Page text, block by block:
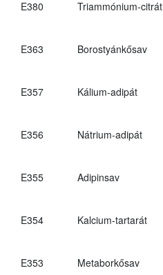
E380 Triammónium-citrát
E363 Borostyánkősav
E357 Kálium-adipát
E356 Nátrium-adipát
E355 Adipinsav
E354 Kalcium-tartarát
E353 Metaborkősav